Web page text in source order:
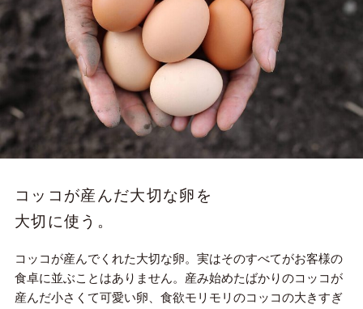
コッコが産んだ大切な卵を
大切に使う。
コッコが産んでくれた大切な卵。実はそのすべてがお客様の
食卓に並ぶことはありません。産み始めたばかりのコッコが
産んだ小さくて可愛い卵、食欲モリモリのコッコの大きすぎ